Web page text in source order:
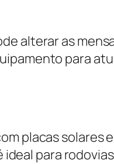
alterar as
para
placas
para